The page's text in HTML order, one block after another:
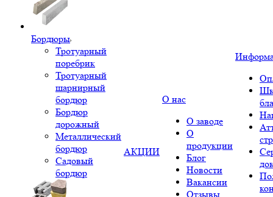
Бордюры
Тротуарный
поребрик
Тротуарный
шарнирный
бордюр
Бордюр
дорожный
Металлический
бордюр
Садовый
бордюр
АКЦИИ
О нас
О заводе
О
продукции
Блог
Новости
Вакансии
Отзывы